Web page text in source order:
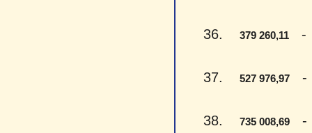
36. 379 260,11 -
37. 527 976,97 -
38. 735 008,69 -